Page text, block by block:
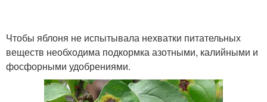
Чтобы яблоня не испытывала нехватки питательных
веществ необходима подкормка азотными, калийными и
фосфорными удобрениями.